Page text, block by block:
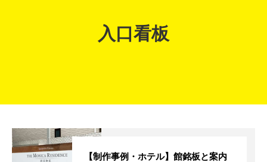
WORKS 制作事例
入口看板
【制作事例・ホテル】館銘板と案内